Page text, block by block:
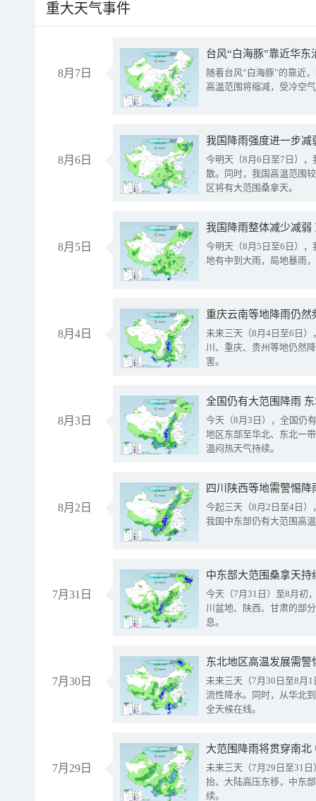
重大天气事件
8月7日
台风“白海豚”靠近华
随着台风“白海豚”的靠近
高温范围将缩减，受冷空
8月6日
今明天（8月6日至7日）
散。同时，我国高温范围
区将有大范围桑拿天。
8月5日
我国降雨整体减少减弱
今明天（8月5日至6日）
地有中到大雨，局地暴雨
8月4日
重庆云南等地降雨仍然
未来三天（8月4日至6日
川、重庆、贵州等地仍然
害。
8月3日
全国仍有大范围降雨
今天（8月3日），全国仍
地区东部至华北、东北一
温闷热天气持续。
8月2日
今起三天（8月2日至4日
我国中东部仍有大范围高
7月31日
中东部大范围桑拿天
今天（7月31日）至8月初
川盆地、陕西、甘肃的部
息。
7月30日
东北地区高温发展需
未来三天（7月30日至8月
流性降水。同时，从华北
全天候在线。
7月29日
大范围降雨将贯穿南
未来三天（7月29日至31
抬、大陆高压东移，中东
续。